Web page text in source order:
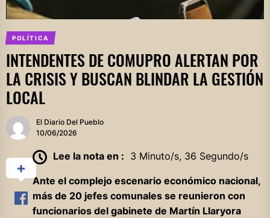
POLÍTICA
INTENDENTES DE COMUPRO ALERTAN POR
LA CRISIS Y BUSCAN BLINDAR LA GESTIÓN
LOCAL
El Diario Del Pueblo
10/06/2026
Lee la nota en : 3 Minuto/s, 36 Segundo/s
Ante el complejo escenario económico nacional,
más de 20 jefes comunales se reunieron con
funcionarios del gabinete de Martín Llaryora